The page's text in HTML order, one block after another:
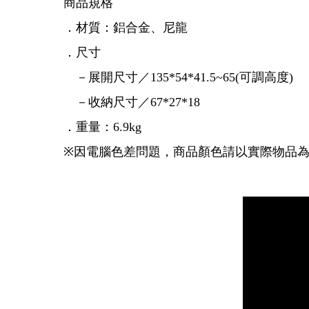
商品規格
．材質：鋁合金、尼龍
．尺寸
－展開尺寸／135*54*41.5~65(可調高度)
－收納尺寸／67*27*18
．重量：6.9kg
※因電腦色差問題，商品顏色請以實際物品